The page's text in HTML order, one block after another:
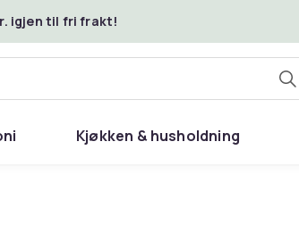
igjen til fri frakt!
Kjøkken & husholdning